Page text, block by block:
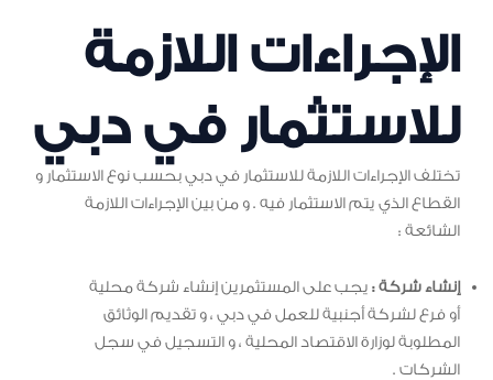
الإجراءات اللازمة
للاستثمار في دبي
تختلف الإجراءات اللازمة للاستثمار في دبي بحسب نوع الاستثمار و
القطاع الذي يتم الاستثمار فيه . و من بين الإجراءات اللازمة
الشائعة :
إنشاء شركة : يجب على المستثمرين إنشاء شركة محلية
أو فرع لشركة أجنبية للعمل في دبي ، و تقديم الوثائق
المطلوبة لوزارة الاقتصاد المحلية ، و التسجيل في سجل
الشركات .